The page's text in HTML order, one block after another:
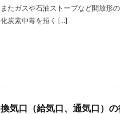
またガスや石油ストーブなど開放形
化炭素中毒を招く […]
換気口（給気口、通気口）の